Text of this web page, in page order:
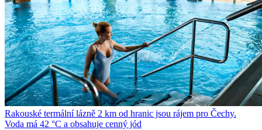
Rakouské termální lázně 2 km od hranic jsou rájem pro Čechy.
Voda má 42 °C a obsahuje cenný jód